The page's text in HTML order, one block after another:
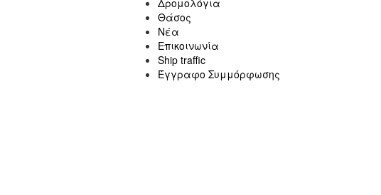
Δρομολόγια
Θάσος
Νέα
Επικοινωνία
Ship traffic
Έγγραφο Συμμόρφωσης